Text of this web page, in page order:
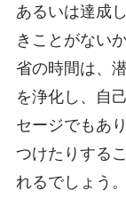
あるいは達成
きことがない
省の時間は、
を浄化し、自
セージでもあ
つけたりする
れるでしょう。